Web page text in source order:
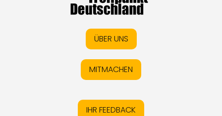
ÜBER UNS
MITMACHEN
IHR FEEDBACK